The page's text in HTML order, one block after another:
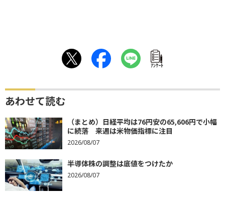
ｱﾝｹｰﾄ
あわせて読む
（まとめ）日経平均は76円安の65,606円で小幅
に続落 来週は米物価指標に注目
2026/08/07
半導体株の調整は底値をつけたか
2026/08/07